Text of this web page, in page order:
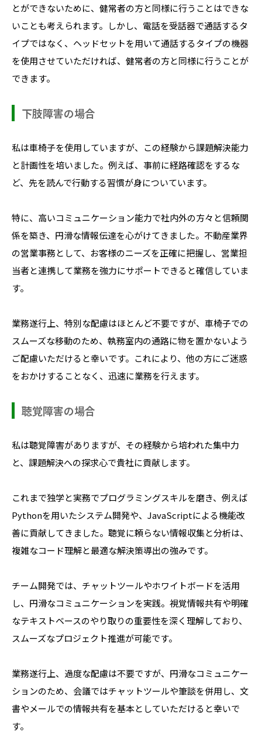
とができないために、健常者の方と同様に行うことはできな
いことも考えられます。しかし、電話を受話器で通話するタ
イプではなく、ヘッドセットを用いて通話するタイプの機器
を使用させていただければ、健常者の方と同様に行うことが
できます。
下肢障害の場合
私は車椅子を使用していますが、この経験から課題解決能力
と計画性を培いました。例えば、事前に経路確認をするな
ど、先を読んで行動する習慣が身についています。
特に、高いコミュニケーション能力で社内外の方々と信頼関
係を築き、円滑な情報伝達を心がけてきました。不動産業界
の営業事務として、お客様のニーズを正確に把握し、営業担
当者と連携して業務を強力にサポートできると確信していま
す。
業務遂行上、特別な配慮はほとんど不要ですが、車椅子での
スムーズな移動のため、執務室内の通路に物を置かないよう
ご配慮いただけると幸いです。これにより、他の方にご迷惑
をおかけすることなく、迅速に業務を行えます。
聴覚障害の場合
私は聴覚障害がありますが、その経験から培われた集中力
と、課題解決への探求心で貴社に貢献します。
これまで独学と実務でプログラミングスキルを磨き、例えば
Pythonを用いたシステム開発や、JavaScriptによる機能改
善に貢献してきました。聴覚に頼らない情報収集と分析は、
複雑なコード理解と最適な解決策導出の強みです。
チーム開発では、チャットツールやホワイトボードを活用
し、円滑なコミュニケーションを実践。視覚情報共有や明確
なテキストベースのやり取りの重要性を深く理解しており、
スムーズなプロジェクト推進が可能です。
業務遂行上、過度な配慮は不要ですが、円滑なコミュニケー
ションのため、会議ではチャットツールや筆談を併用し、文
書やメールでの情報共有を基本としていただけると幸いで
す。